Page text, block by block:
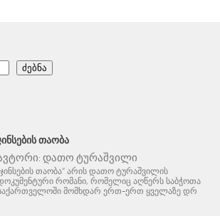
ძებნა
ᲗᲐᲝᲑᲐ
დათო ტურაშვილი
თაობა“ არის დათო ტურაშვილის
რომანი, რომელიც აღწერს საბჭოთა
მომხდარ ერთ-ერთ ყველაზე დრ